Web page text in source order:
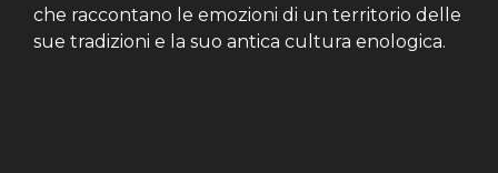
che raccontano le emozioni di un territorio delle
sue tradizioni e la suo antica cultura enologica.